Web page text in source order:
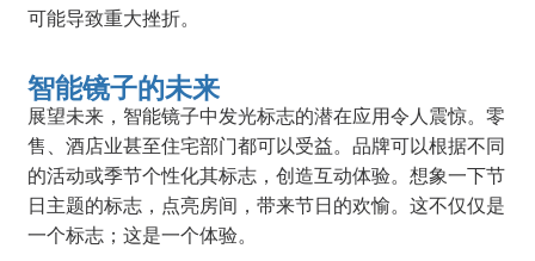
可能导致重大挫折。
智能镜子的未来
展望未来，智能镜子中发光标志的潜在应用令人震惊。零
售、酒店业甚至住宅部门都可以受益。品牌可以根据不同
的活动或季节个性化其标志，创造互动体验。想象一下节
日主题的标志，点亮房间，带来节日的欢愉。这不仅仅是
一个标志；这是一个体验。